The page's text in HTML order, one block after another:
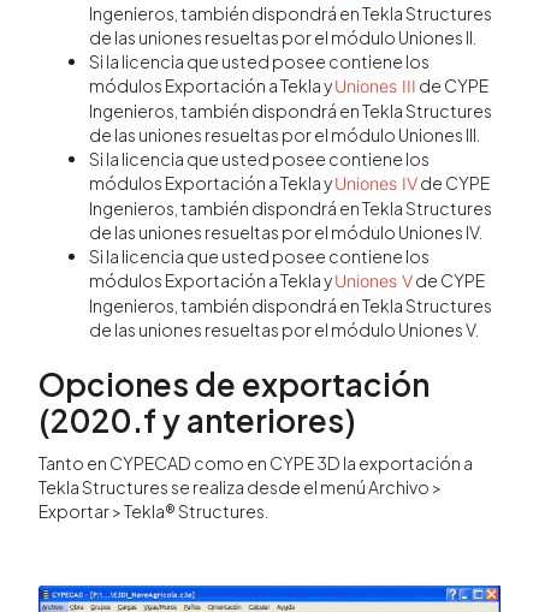
Ingenieros, también dispondrá en Tekla Structures
de las uniones resueltas por el módulo Uniones II.
Si la licencia que usted posee contiene los
módulos Exportación a Tekla yUniones III de CYPE
Ingenieros, también dispondrá en Tekla Structures
de las uniones resueltas por el módulo Uniones III.
Si la licencia que usted posee contiene los
módulos Exportación a Tekla yUniones IVde CYPE
Ingenieros, también dispondrá en Tekla Structures
de las uniones resueltas por el módulo Uniones IV.
Si la licencia que usted posee contiene los
módulos Exportación a Tekla yUniones Vde CYPE
Ingenieros, también dispondrá en Tekla Structures
de las uniones resueltas por el módulo Uniones V.
Opciones de exportación
(2020.f y anteriores)
Tanto en CYPECAD como en CYPE 3D la exportación a
Tekla Structures se realiza desde el menú Archivo >
Exportar > Tekla® Structures.